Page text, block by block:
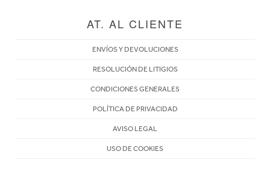
AT. AL CLIENTE
ENVÍOS Y DEVOLUCIONES
RESOLUCIÓN DE LITIGIOS
CONDICIONES GENERALES
POLÍTICA DE PRIVACIDAD
AVISO LEGAL
USO DE COOKIES